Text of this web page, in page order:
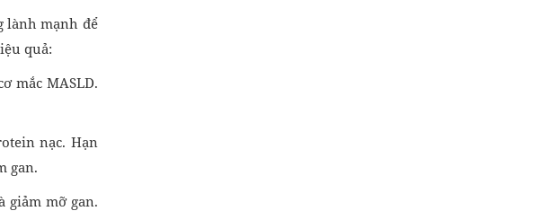
lành mạnh để
quả:
mắc MASLD.
nạc. Hạn
gan.
giảm mỡ gan.